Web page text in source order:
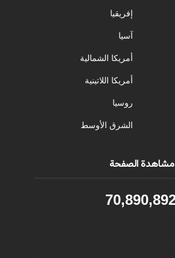
إفريقيا
آسيا
أمريكا الشمالية
أمريكا اللاتينية
روسيا
الشرق الأوسط
مشاهدة الصفحة